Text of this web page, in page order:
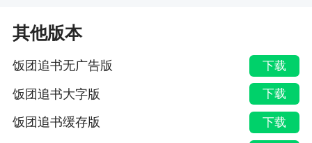
其他版本
饭团追书无广告版 下载
饭团追书大字版 下载
饭团追书缓存版 下载